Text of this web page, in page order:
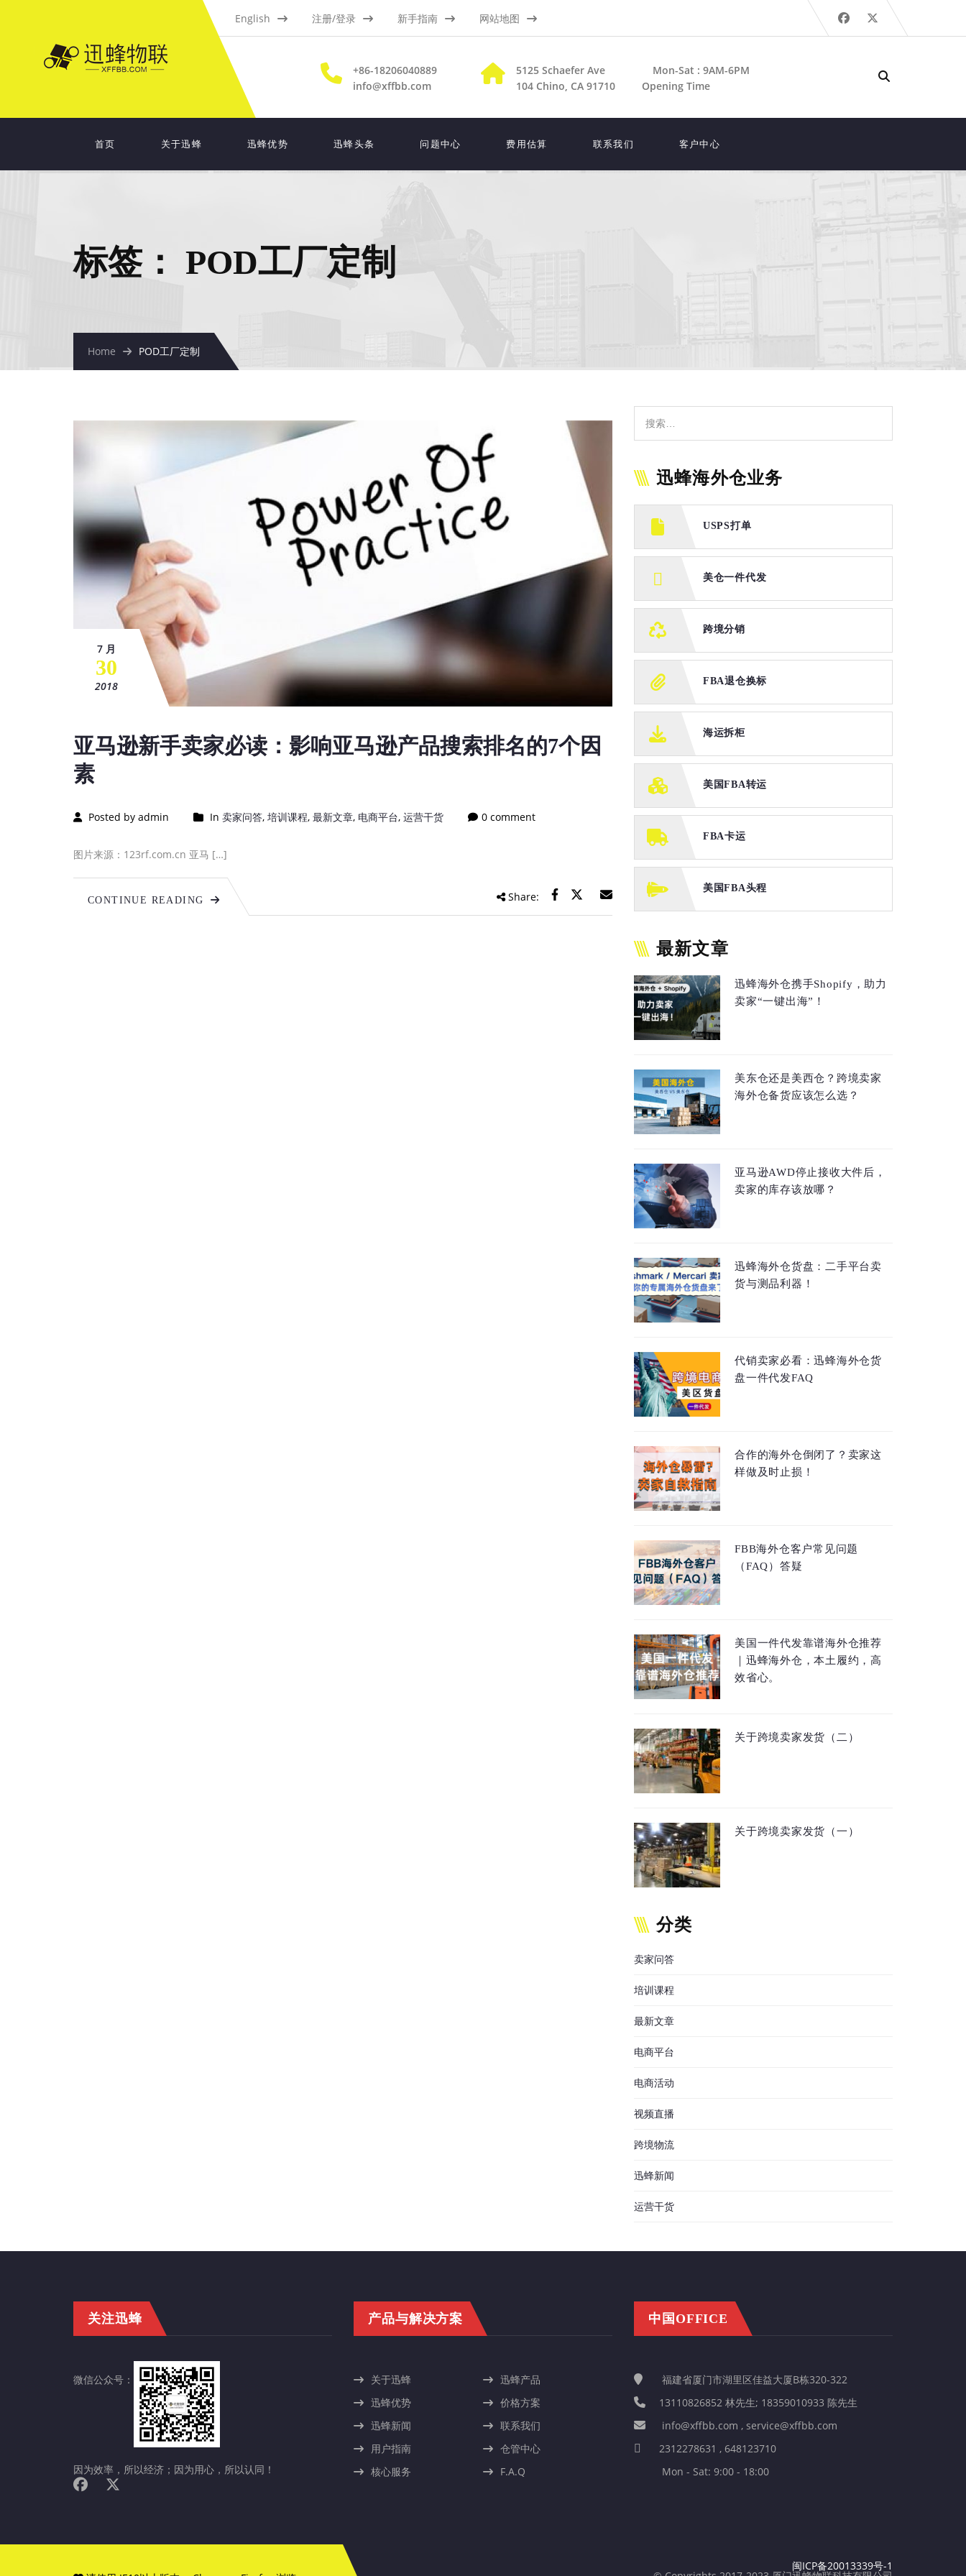
English 注册/登录 新手指南 网站地图
+86-18206040889
info@xffbb.com
5125 Schaefer Ave
104 Chino, CA 91710
Mon-Sat : 9AM-6PM
Opening Time
首页 关于迅蜂 迅蜂优势 迅蜂头条 问题中心 费用估算 联系我们 客户中心
标签： POD工厂定制
Home POD工厂定制
7 月
30
2018
亚马逊新手卖家必读：影响亚马逊产品搜索排名的7个因
素
Posted by admin In 卖家问答, 培训课程, 最新文章, 电商平台, 运营干货 0 comment
图片来源：123rf.com.cn 亚马 […]
CONTINUE READING Share:
迅蜂海外仓业务
USPS打单
美仓一件代发
跨境分销
FBA退仓换标
海运拆柜
美国FBA转运
FBA卡运
美国FBA头程
最新文章
迅蜂海外仓携手Shopify，助力
卖家“一键出海”！
美东仓还是美西仓？跨境卖家
海外仓备货应该怎么选？
亚马逊AWD停止接收大件后，
卖家的库存该放哪？
迅蜂海外仓货盘：二手平台卖
货与测品利器！
代销卖家必看：迅蜂海外仓货
盘一件代发FAQ
合作的海外仓倒闭了？卖家这
样做及时止损！
FBB海外仓客户常见问题
（FAQ）答疑
美国一件代发靠谱海外仓推荐
｜迅蜂海外仓，本土履约，高
效省心。
关于跨境卖家发货（二）
关于跨境卖家发货（一）
分类
卖家问答
培训课程
最新文章
电商平台
电商活动
视频直播
跨境物流
迅蜂新闻
运营干货
关注迅蜂
微信公众号：
因为效率，所以经济；因为用心，所以认同！
产品与解决方案
关于迅蜂
迅蜂产品
迅蜂优势
价格方案
迅蜂新闻
联系我们
用户指南
仓管中心
核心服务
F.A.Q
中国OFFICE
福建省厦门市湖里区佳益大厦B栋320-322
13110826852 林先生; 18359010933 陈先生
info@xffbb.com , service@xffbb.com
2312278631 , 648123710
Mon - Sat: 9:00 - 18:00
闽ICP备20013339号-1